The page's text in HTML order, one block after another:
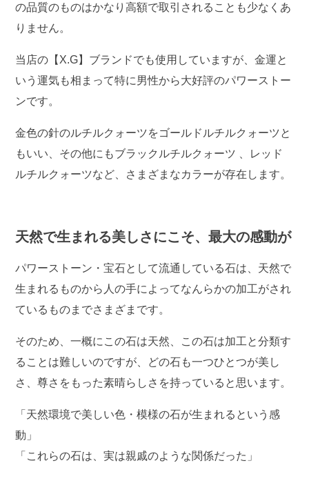
の品質のものはかなり高額で取引されることも少なくあ
りません。
当店の【X.G】ブランドでも使用していますが、金運と
いう運気も相まって特に男性から大好評のパワーストー
ンです。
金色の針のルチルクォーツをゴールドルチルクォーツと
もいい、その他にもブラックルチルクォーツ 、レッド
ルチルクォーツなど、さまざまなカラーが存在します。
天然で生まれる美しさにこそ、最大の感動が
パワーストーン・宝石として流通している石は、天然で
生まれるものから人の手によってなんらかの加工がされ
ているものまでさまざまです。
そのため、一概にこの石は天然、この石は加工と分類す
ることは難しいのですが、どの石も一つひとつが美し
さ、尊さをもった素晴らしさを持っていると思います。
「天然環境で美しい色・模様の石が生まれるという感
動」
「これらの石は、実は親戚のような関係だった」